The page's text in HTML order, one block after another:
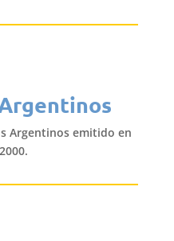
Argentinos emitido en